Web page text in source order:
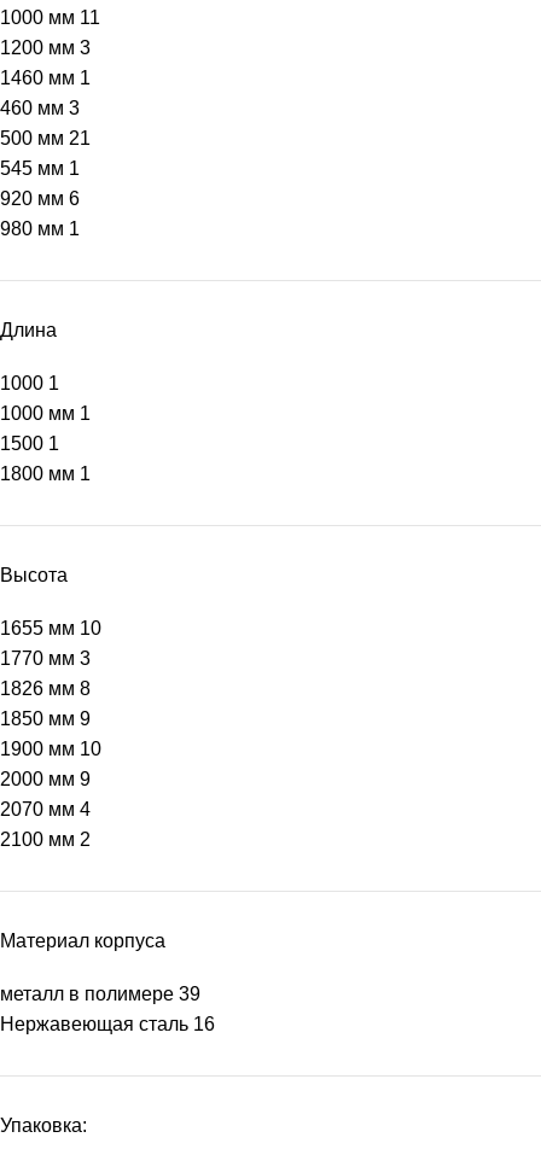
1000 мм 11
1200 мм 3
1460 мм 1
460 мм 3
500 мм 21
545 мм 1
920 мм 6
980 мм 1
Длина
1000 1
1000 мм 1
1500 1
1800 мм 1
Высота
1655 мм 10
1770 мм 3
1826 мм 8
1850 мм 9
1900 мм 10
2000 мм 9
2070 мм 4
2100 мм 2
Материал корпуса
металл в полимере 39
Нержавеющая сталь 16
Упаковка: